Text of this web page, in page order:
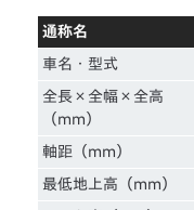
通称名
車名・型式
全長×全幅×全高
（mm）
軸距（mm）
最低地上高（mm）